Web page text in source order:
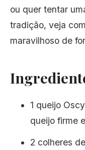
ou quer tentar
tradição, veja
maravilhoso de
1 queijo
queijo firme
2 colheres